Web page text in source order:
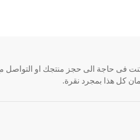
كل هذا بمجرد نقرة.